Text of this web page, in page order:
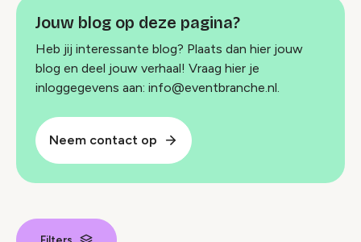
Jouw blog op deze pagina?
Heb jij interessante blog? Plaats dan hier jouw
blog en deel jouw verhaal! Vraag hier je
inloggegevens aan: info@eventbranche.nl.
Neem contact op